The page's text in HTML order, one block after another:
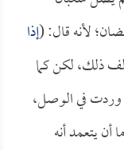
لأنه قال: (إذا
ذلك، لكن كما
وردت في الوصل،
أن يتعمد أنه